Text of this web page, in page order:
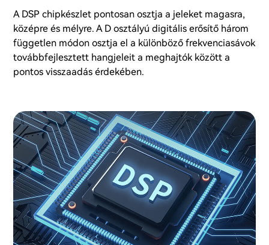
A DSP chipkészlet pontosan osztja a jeleket magasra,
középre és mélyre. A D osztályú digitális erősítő három
független módon osztja el a különböző frekvenciasávok
továbbfejlesztett hangjeleit a meghajtók között a
pontos visszaadás érdekében.